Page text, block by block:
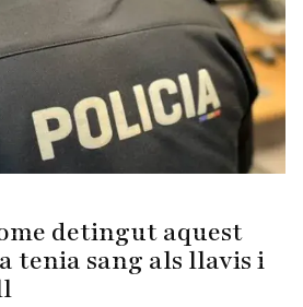
detingut aquest
tenia sang als llavis i